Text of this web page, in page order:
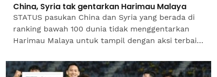
China, Syria tak gentarkan Harimau Malaya
STATUS pasukan China dan Syria yang berada di
ranking bawah 100 dunia tidak menggentarkan
Harimau Malaya untuk tampil dengan aksi terbaik
China, minggu...